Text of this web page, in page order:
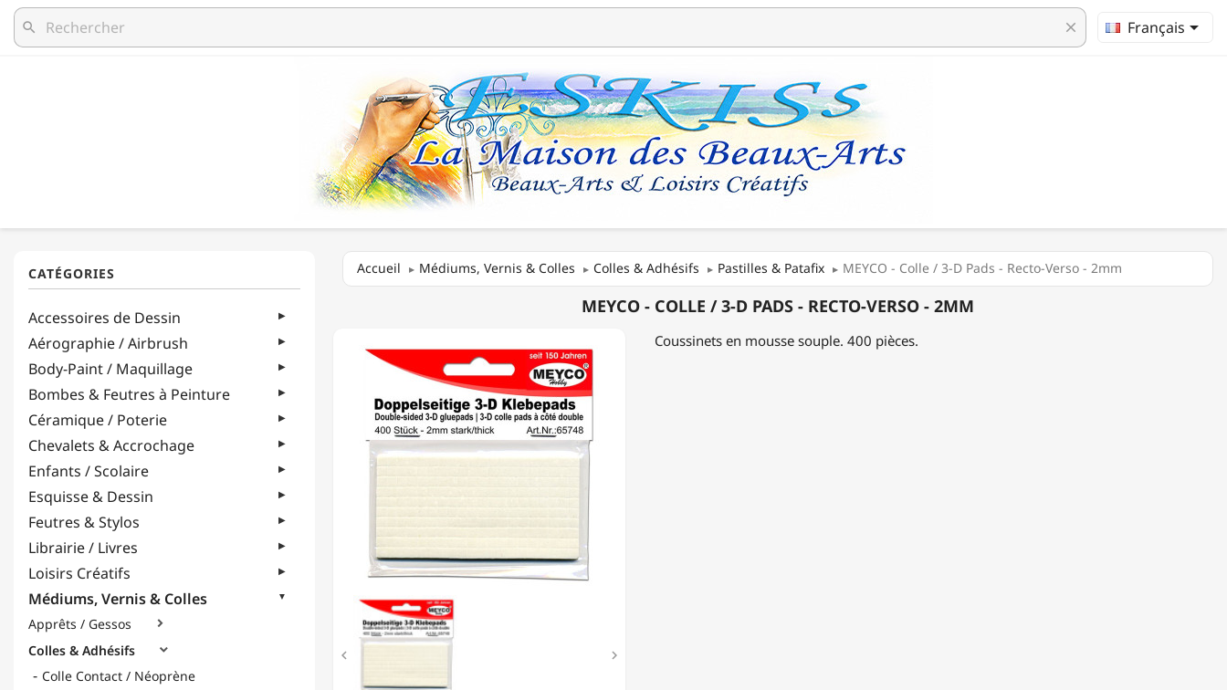
search clear Français
Accessoires de Dessin
Aérographie / Airbrush
Body-Paint / Maquillage
Bombes & Feutres à Peinture
Céramique / Poterie
Chevalets & Accrochage
Enfants / Scolaire
Esquisse & Dessin
Feutres & Stylos
Librairie / Livres
Loisirs Créatifs
Médiums, Vernis & Colles
Apprêts / Gessos 
Colles & Adhésifs 
Colle Contact / Néoprène
Accueil Médiums, Vernis & Colles Colles & Adhésifs Pastilles & Patafix MEYCO - Colle / 3-D Pads - Recto-Verso - 2mm
PADS
RECTO-
VERSO
2MM
MEYCO - COLLE / 3-D PADS - RECTO-VERSO - 2MM
 
Coussinets en mousse souple. 400 pièces.